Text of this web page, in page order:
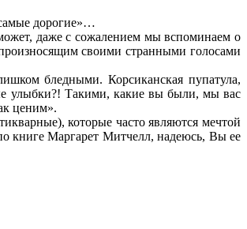
дорогие»…
даже с сожалением мы вспоминаем о
своими странными голосами
бледными. Корсиканская пупатула,
улыбки?! Такими, какие вы были, мы вас
ценим».
которые часто являются мечтой
книге Маргарет Митчелл, надеюсь, Вы ее